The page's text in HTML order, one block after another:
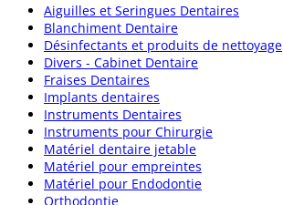
Aiguilles et Seringues Dentaires
Blanchiment Dentaire
Désinfectants et produits de nettoyage
Divers - Cabinet Dentaire
Fraises Dentaires
Implants dentaires
Instruments Dentaires
Instruments pour Chirurgie
Matériel dentaire jetable
Matériel pour empreintes
Matériel pour Endodontie
Orthodontie